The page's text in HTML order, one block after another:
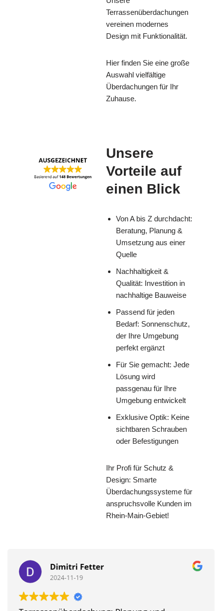
Terrassenüberdachungen
vereinen modernes
Design mit Funktionalität.
Hier finden Sie eine große
Auswahl vielfältige
Überdachungen für Ihr
Zuhause.
Unsere
Vorteile auf
einen Blick
Von A bis Z durchdacht:
Beratung, Planung &
Umsetzung aus einer
Quelle
Nachhaltigkeit &
Qualität: Investition in
nachhaltige Bauweise
Passend für jeden
Bedarf: Sonnenschutz,
der Ihre Umgebung
perfekt ergänzt
Für Sie gemacht: Jede
Lösung wird
passgenau für Ihre
Umgebung entwickelt
Exklusive Optik: Keine
sichtbaren Schrauben
oder Befestigungen
Ihr Profi für Schutz &
Design: Smarte
Überdachungssysteme für
anspruchsvolle Kunden im
Rhein-Main-Gebiet!